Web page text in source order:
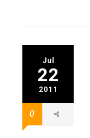
Jul
22
2011
0